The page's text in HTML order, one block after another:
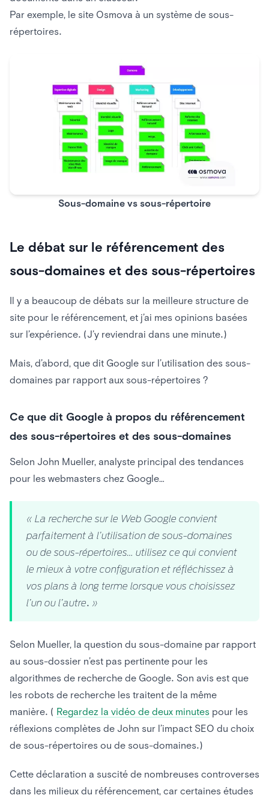
Par exemple, le site Osmova à un système de sous-
répertoires.
Sous-domaine vs sous-répertoire
Le débat sur le référencement des
sous-domaines et des sous-répertoires
Il y a beaucoup de débats sur la meilleure structure de
site pour le référencement, et j’ai mes opinions basées
sur l’expérience. (J’y reviendrai dans une minute.)
Mais, d’abord, que dit Google sur l’utilisation des sous-
domaines par rapport aux sous-répertoires ?
Ce que dit Google à propos du référencement
des sous-répertoires et des sous-domaines
Selon John Mueller, analyste principal des tendances
pour les webmasters chez Google…
« La recherche sur le Web Google convient
parfaitement à l’utilisation de sous-domaines
ou de sous-répertoires… utilisez ce qui convient
le mieux à votre configuration et réfléchissez à
vos plans à long terme lorsque vous choisissez
l’un ou l’autre. »
Selon Mueller, la question du sous-domaine par rapport
au sous-dossier n’est pas pertinente pour les
algorithmes de recherche de Google. Son avis est que
les robots de recherche les traitent de la même
manière. ( Regardez la vidéo de deux minutes pour les
réflexions complètes de John sur l’impact SEO du choix
de sous-répertoires ou de sous-domaines.)
Cette déclaration a suscité de nombreuses controverses
dans les milieux du référencement, car certaines études